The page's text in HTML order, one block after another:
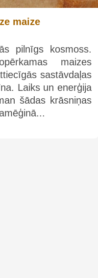
maize
pilnīgs kosmoss.
maizes
sastāvdaļas
Laiks un enerģija
šādas krāsniņas